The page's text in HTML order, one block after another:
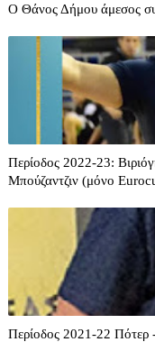
O Θάνος Δήμου άμεσος
Περίοδος 2022-23:
Μπούζαντζιν (μόνο
Περίοδος 2021-22